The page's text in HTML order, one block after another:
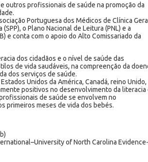
outros profissionais de saúde na promoção da
Portuguesa dos Médicos de Clínica
o Plano Nacional de Leitura (PNL) e a
e conta com o apoio do Alto Comissariado da
dos cidadãos e o nível de saúde das
de vida saudáveis, na compreenção da
dos serviços de saúde.
Unidos da América, Canadá, reino Unido,
positivos no desenvolvimento da literacia
de saúde se envolvem no
primeiros meses de vida dos bebés.
of North Carolina Evidence-